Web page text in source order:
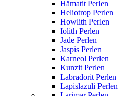
Hämatit Perlen
Heliotrop Perlen
Howlith Perlen
Iolith Perlen
Jade Perlen
Jaspis Perlen
Karneol Perlen
Kunzit Perlen
Labradorit Perlen
Lapislazuli Perlen